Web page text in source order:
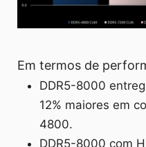
Em termos de
DDR5-8000
12% maiores em
4800.
DDR5-8000 com